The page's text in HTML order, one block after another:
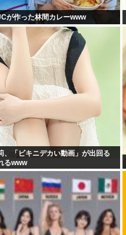
が作った林間カレーwww
、「ビキニデカい動画」が出回る
るwww